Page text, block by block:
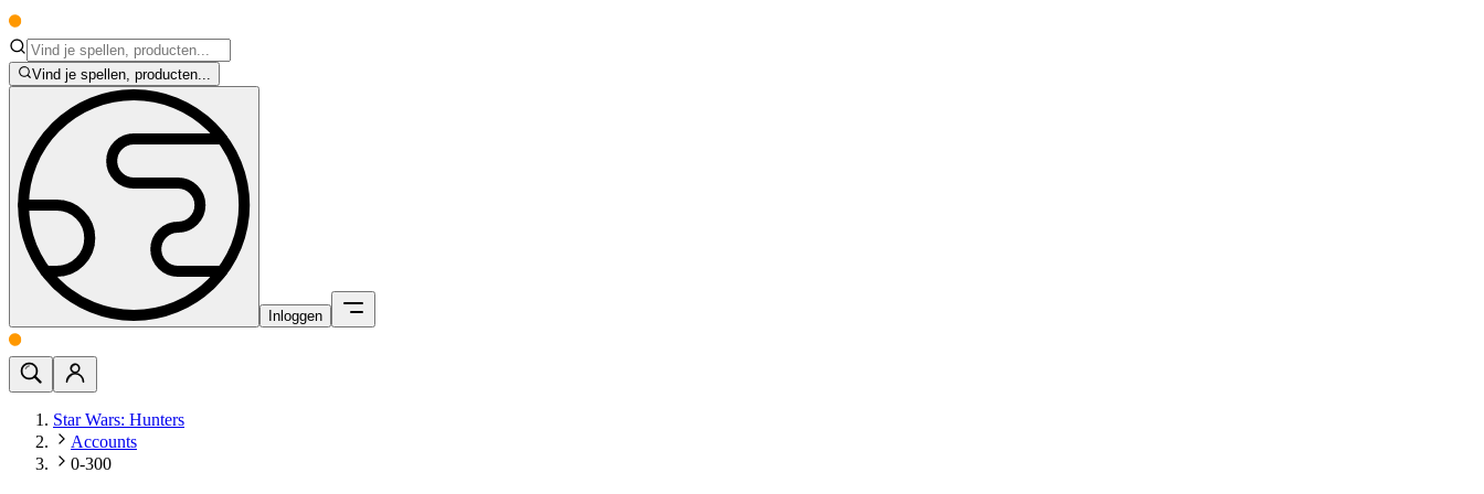
Vind je spellen, producten...
Inloggen
Star Wars: Hunters
Accounts
0-300